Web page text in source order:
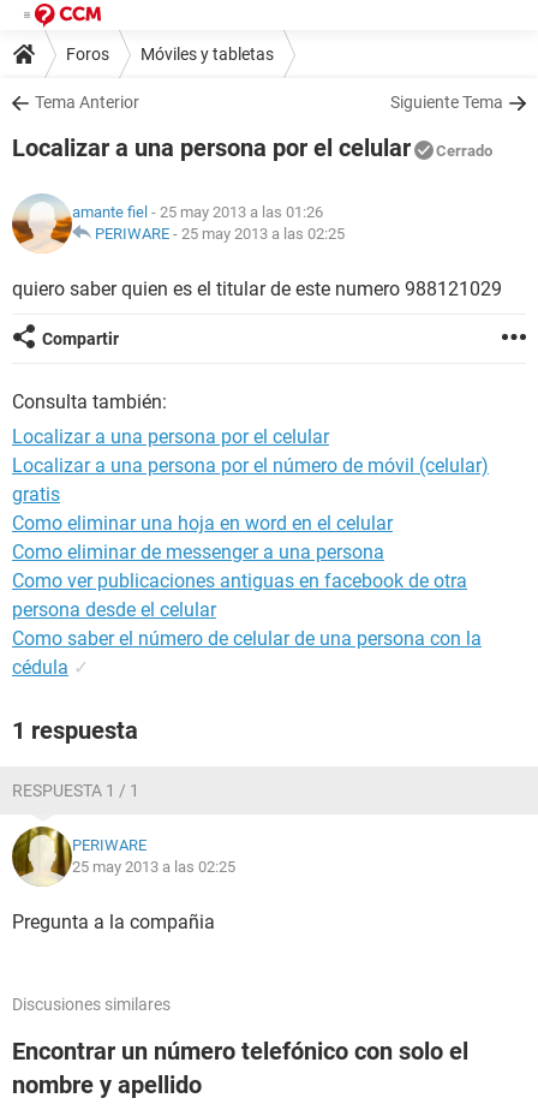
Foros Móviles y tabletas
Tema Anterior Siguiente Tema
Localizar a una persona por el celular Cerrado
amante fiel - 25 may 2013 a las 01:26
PERIWARE - 25 may 2013 a las 02:25
quiero saber quien es el titular de este numero 988121029
Compartir
Consulta también:
Localizar a una persona por el celular
Localizar a una persona por el número de móvil (celular)
gratis
Como eliminar una hoja en word en el celular
Como eliminar de messenger a una persona
Como ver publicaciones antiguas en facebook de otra
persona desde el celular
Como saber el número de celular de una persona con la
cédula ✓
1 respuesta
RESPUESTA 1 / 1
PERIWARE
25 may 2013 a las 02:25
Pregunta a la compañia
Discusiones similares
Encontrar un número telefónico con solo el
nombre y apellido